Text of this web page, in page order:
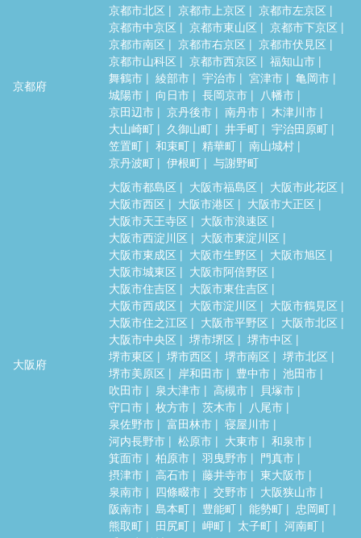
京都府
京都市北区 京都市上京区
京都市左京区
京都市中京区
京都市東山区
京都市下京区
京都市南区
京都市右京区
京都市伏見区
京都市山科区
京都市西京区
福知山市
舞鶴市
綾部市 宇治市 宮津市
亀岡市
城陽市
向日市 長岡京市
八幡市
京田辺市
京丹後市 南丹市
木津川市
大山崎町
久御山町 井手町
宇治田原町
笠置町
和束町 精華町
南山城村
京丹波町
伊根町 与謝野町
大阪府
大阪市都島区 大阪市福島区
大阪市此花区
大阪市西区
大阪市港区
大阪市大正区
大阪市天王寺区
大阪市浪速区
大阪市西淀川区
大阪市東淀川区
大阪市東成区
大阪市生野区
大阪市旭区
大阪市城東区
大阪市阿倍野区
大阪市住吉区
大阪市東住吉区
大阪市西成区
大阪市淀川区
大阪市鶴見区
大阪市住之江区
大阪市平野区
大阪市北区
大阪市中央区
堺市堺区
堺市中区
堺市東区
堺市西区 堺市南区
堺市北区
堺市美原区
岸和田市 豊中市
池田市
吹田市
泉大津市 高槻市
貝塚市
守口市
枚方市 茨木市
八尾市
泉佐野市
富田林市
寝屋川市
河内長野市
松原市 大東市
和泉市
箕面市
柏原市 羽曳野市
門真市
摂津市
高石市 藤井寺市
東大阪市
泉南市
四條畷市 交野市
大阪狭山市
阪南市
島本町 豊能町 能勢町
忠岡町
熊取町
田尻町 岬町 太子町
河南町